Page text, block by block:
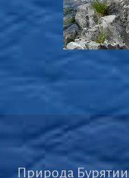
Природа Бурятии